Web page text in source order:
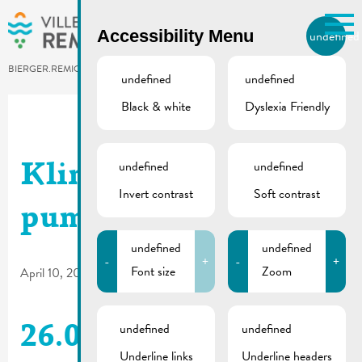
Skip to main content
BIERGER.REMICH.LU
Utilisez la recherche pour
Comme par exemple des contacts, des
Klima Agence | Heat
pump
April 10, 2024
26.03.2024 |
Accessibility Menu undefined
undefined
Black & white
undefined
Dyslexia Friendly
undefined
Invert contrast
undefined
Soft contrast
-
undefined
Font size
+ -
undefined
Zoom
+
undefined
Underline links
undefined
Underline headers